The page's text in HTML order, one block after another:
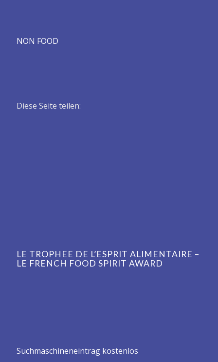
NON FOOD
Diese Seite teilen:
LE TROPHEE DE L’ESPRIT ALIMENTAIRE –
LE FRENCH FOOD SPIRIT AWARD
Suchmaschineneintrag kostenlos